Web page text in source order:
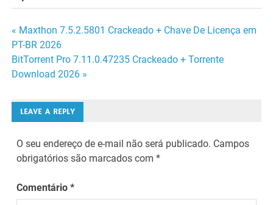
Navegação
de
Post
« Maxthon 7.5.2.5801 Crackeado + Chave De Licença em
PT-BR 2026
BitTorrent Pro 7.11.0.47235 Crackeado + Torrente
Download 2026 »
LEAVE A REPLY
O seu endereço de e-mail não será publicado. Campos
obrigatórios são marcados com*
Comentário*